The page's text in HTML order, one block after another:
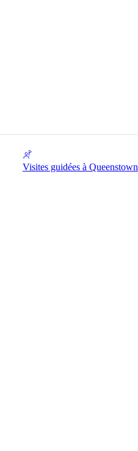
Visites guidées à Queenstown